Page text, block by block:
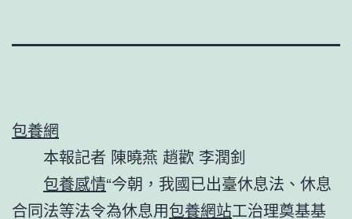
包養網
本報記者 陳曉燕 趙歡 李潤釗
包養感情“今朝，我國已出臺休息法、休息
合同法等法令為休息用包養網站工治理奠基基